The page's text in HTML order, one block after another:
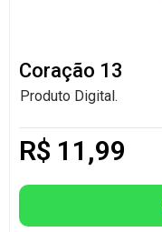
Coração 13
Produto Digital.
R$ 11,99